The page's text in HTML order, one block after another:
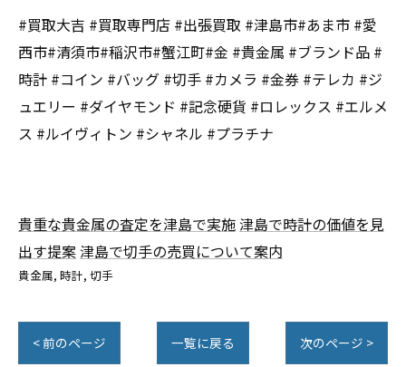
#買取大吉 #買取専門店 #出張買取 #津島市#あま市 #愛
西市#清須市#稲沢市#蟹江町#金 #貴金属 #ブランド品 #
時計 #コイン #バッグ #切手 #カメラ #金券 #テレカ #ジ
ュエリー #ダイヤモンド #記念硬貨 #ロレックス #エルメ
ス #ルイヴィトン #シャネル #プラチナ
貴重な貴金属の査定を津島で実施 津島で時計の価値を見
出す提案 津島で切手の売買について案内
貴金属 時計 切手
< 前のページ 一覧に戻る 次のページ >